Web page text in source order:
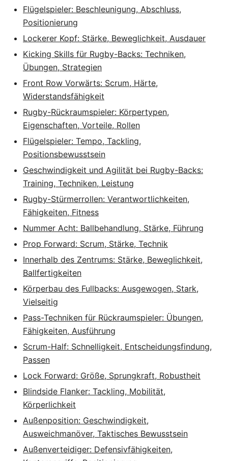
Flügelspieler: Beschleunigung, Abschluss,
Positionierung
Lockerer Kopf: Stärke, Beweglichkeit, Ausdauer
Kicking Skills für Rugby-Backs: Techniken,
Übungen, Strategien
Front Row Vorwärts: Scrum, Härte,
Widerstandsfähigkeit
Rugby-Rückraumspieler: Körpertypen,
Eigenschaften, Vorteile, Rollen
Flügelspieler: Tempo, Tackling,
Positionsbewusstsein
Geschwindigkeit und Agilität bei Rugby-Backs:
Training, Techniken, Leistung
Rugby-Stürmerrollen: Verantwortlichkeiten,
Fähigkeiten, Fitness
Nummer Acht: Ballbehandlung, Stärke, Führung
Prop Forward: Scrum, Stärke, Technik
Innerhalb des Zentrums: Stärke, Beweglichkeit,
Ballfertigkeiten
Körperbau des Fullbacks: Ausgewogen, Stark,
Vielseitig
Pass-Techniken für Rückraumspieler: Übungen,
Fähigkeiten, Ausführung
Scrum-Half: Schnelligkeit, Entscheidungsfindung,
Passen
Lock Forward: Größe, Sprungkraft, Robustheit
Blindside Flanker: Tackling, Mobilität,
Körperlichkeit
Außenposition: Geschwindigkeit,
Ausweichmanöver, Taktisches Bewusstsein
Außenverteidiger: Defensivfähigkeiten,